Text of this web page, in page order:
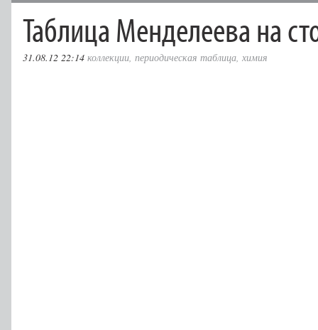
Таблица Менделеева на
31.08.12 22:14 коллекции, периодическая таблица, химия